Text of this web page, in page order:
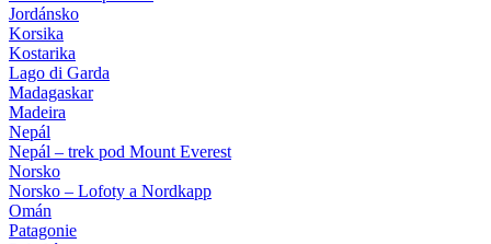
Jordánsko
Korsika
Kostarika
Lago di Garda
Madagaskar
Madeira
Nepál
Nepál – trek pod Mount Everest
Norsko
Norsko – Lofoty a Nordkapp
Omán
Patagonie